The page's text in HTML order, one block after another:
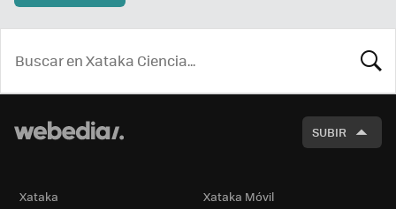
SUBIR
Xataka Xataka Móvil